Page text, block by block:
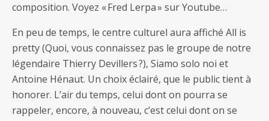
composition. Voyez « Fred Lerpa » sur Youtube…
En peu de temps, le centre culturel aura affiché All is
pretty (Quoi, vous connaissez pas le groupe de notre
légendaire Thierry Devillers ?), Siamo solo noi et
Antoine Hénaut. Un choix éclairé, que le public tient à
honorer. L’air du temps, celui dont on pourra se
rappeler, encore, à nouveau, c’est celui dont on se